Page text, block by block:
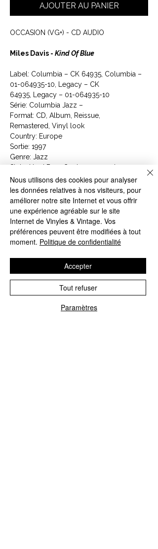
AJOUTER AU PANIER
OCCASION (VG+) - CD AUDIO
Miles Davis - Kind Of Blue
Label: Columbia ‎– CK 64935, Columbia ‎–
01-064935-10, Legacy ‎– CK
64935, Legacy ‎– 01-064935-10
Série: Columbia Jazz –
Format: CD, Album, Reissue,
Remastered, Vinyl look
Country: Europe
Sortie: 1997
Genre: Jazz
Style: Hard Bop, Contemporary Jazz
Tracklist
1So What
9:22
2Freddie Freeloader
3Blue In Green
4All Blues
11:33
5Flamenco Sketches
6Flamenco Sketches (Alternate Take)9:32
Article : CK 64935
Code Barre : 5099706493525
Nous utilisons des cookies pour analyser
les données relatives à nos visiteurs, pour
améliorer notre site Internet et vous offrir
une expérience agréable sur le site
Internet de Vinyles & Vintage. Vos
préférences peuvent être modifiées à tout
moment. Politique de confidentialité
Paramètres
Tout refuser
Accepter